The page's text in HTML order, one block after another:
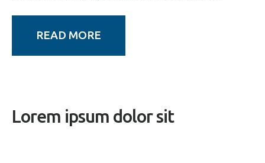
READ MORE
Lorem ipsum dolor sit